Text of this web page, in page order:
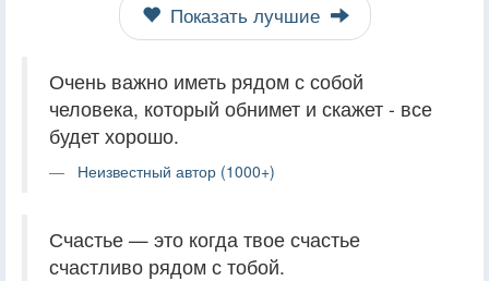
Показать лучшие
Очень важно иметь рядом с собой
человека, который обнимет и скажет - все
будет хорошо.
Неизвестный автор (1000+)
Счастье — это когда твое счастье
счастливо рядом с тобой.